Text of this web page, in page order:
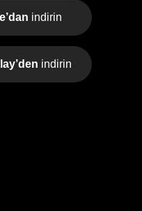
indirin
indirin